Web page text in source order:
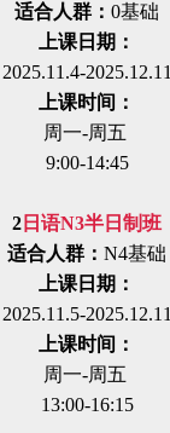
适合人群： 0基础
上课日期：
2025.11.4-2025.12.11
上课时间：
周一-周五
9:00-14:45
2 日语N3半日制班
适合人群： N4基础
上课日期：
2025.11.5-2025.12.11
上课时间：
周一-周五
13:00-16:15